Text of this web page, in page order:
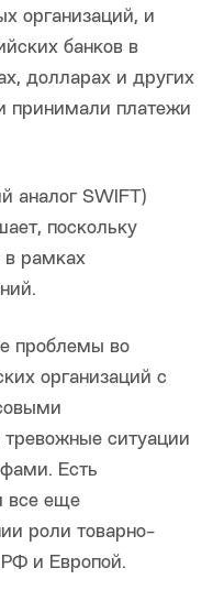
организаций, и
банков в
долларах и других
принимали платежи
аналог SWIFT)
поскольку
в рамках
проблемы во
организаций с
ситуации
Есть
все еще
роли товарно-
и Европой.